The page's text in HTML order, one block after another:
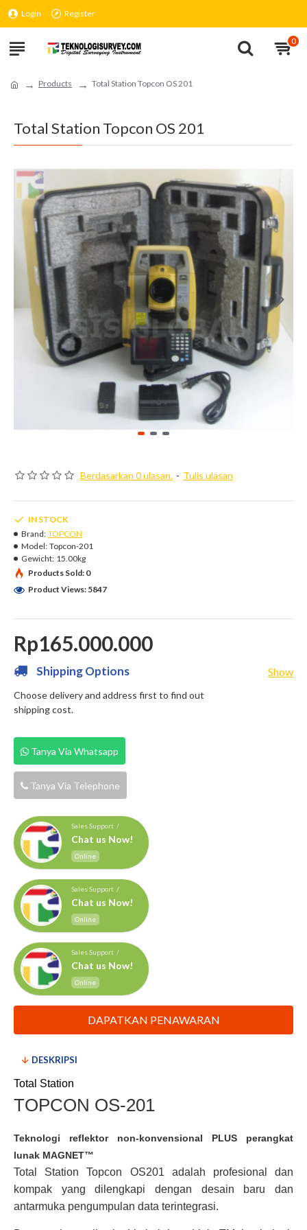
Login Register
0
Products Total Station Topcon OS 201
Total Station Topcon OS 201
Berdasarkan 0 ulasan. - Tulis ulasan
Rp165.000.000
IN STOCK
Brand: TOPCON
Model: Topcon-201
Gewicht: 15.00kg
Products Sold: 0
Product Views: 5847
Shipping Options
Choose delivery and address first to find out
shipping cost.
Show
Tanya Via Whatsapp
Tanya Via Telephone
Sales Support /
Chat us Now!
Online
Sales Support /
Chat us Now!
Online
Sales Support /
Chat us Now!
Online
DAPATKAN PENAWARAN
DESKRIPSI
Total Station
TOPCON OS-201
Teknologi reflektor non-konvensional PLUS perangkat
lunak MAGNET™
Total Station Topcon OS201 adalah profesional dan
kompak yang dilengkapi dengan desain baru dan
antarmuka pengumpulan data terintegrasi.